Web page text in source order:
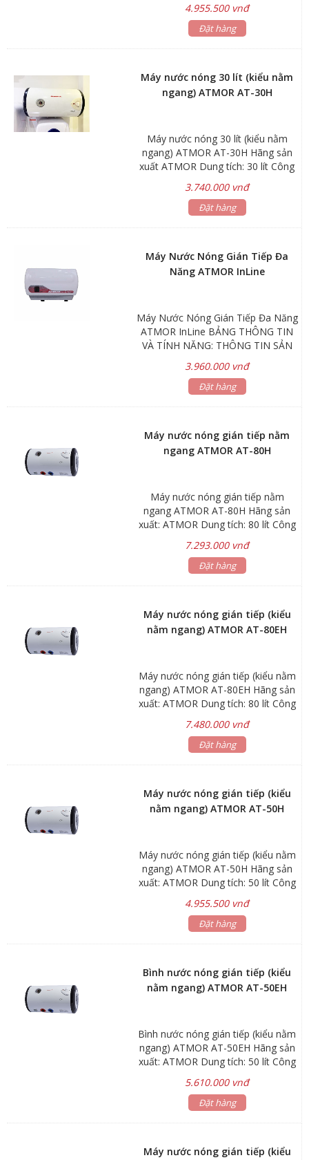
Min 0.05Mpa Max 0.80Mpa Kích
thước: Ø340x910mm Trọng lượng:
Bảo hành: Linh kiện điện tử 1 năm
4.955.500 vnđ
Đặt hàng
Máy nước nóng 30 lít (kiểu nằm
ngang) ATMOR AT-30H
Máy nước nóng 30 lít (kiểu nằm
ngang) ATMOR AT-30H Hãng sản
xuất ATMOR Dung tích: 30 lít Công
Min 0.05Mpa Max 0.80Mpa Kích
thước: Ø340x650mm Trọng lượng:
hành: Linh kiện điện tử 1 năm
3.740.000 vnđ
Đặt hàng
Máy Nước Nóng Gián Tiếp Đa
Năng ATMOR InLine
Máy Nước Nóng Gián Tiếp Đa Năng
ATMOR InLine BẢNG THÔNG TIN
VÀ TÍNH NĂNG: THÔNG TIN SẢN
nóng gián tiếp đa năng Mã sản
phẩm IN LINE Thương hiệu ATMOR
sắc Trắng đỏ Bảo hành 2 Năm Phụ
kiện 2 Dây cấp inox (40cm) Tính
năng vượt trội của máy nước nóng
nóng bao phủ cho cả ngôi nhà Chế
độ làm nóng nhanh trong vòng 5
giây An toàn cho người sử dụng
Máy kết hợp giữa gián tiếp và trực
tiếp* Kích thước nhỏ gọn, tiện lợi,
không chiếm nhiều diện tích Sử
3.960.000 vnđ
Đặt hàng
Máy nước nóng gián tiếp nằm
ngang ATMOR AT-80H
Máy nước nóng gián tiếp nằm
ngang ATMOR AT-80H Hãng sản
xuất: ATMOR Dung tích: 80 lít Công
Min 0.05Mpa Max 0.80Mpa Kích
thước: Ø410x918mm Trọng lượng:
Bảo hành: Linh kiện điện tử 1 năm
Bình chứa 5 năm
7.293.000 vnđ
Đặt hàng
Máy nước nóng gián tiếp (kiểu
nằm ngang) ATMOR AT-80EH
Máy nước nóng gián tiếp (kiểu nằm
ngang) ATMOR AT-80EH Hãng sản
xuất: ATMOR Dung tích: 80 lít Công
Min 0.05Mpa Max 0.80Mpa Kích
thước: Ø410x918mm Trọng lượng:
gồm dây cấp nước inox 40cm Bảo
hành: Linh kiện điện tử 1 năm Bình
chứa 5 năm
7.480.000 vnđ
Đặt hàng
Máy nước nóng gián tiếp (kiểu
nằm ngang) ATMOR AT-50H
Máy nước nóng gián tiếp (kiểu nằm
ngang) ATMOR AT-50H Hãng sản
xuất: ATMOR Dung tích: 50 lít Công
Min 0.05Mpa Max 0.80Mpa Kích
thước: Ø340x910mm Trọng lượng:
Bảo hành: Linh kiện điện tử 1 năm
Bình chứa 5 năm
4.955.500 vnđ
Đặt hàng
Bình nước nóng gián tiếp (kiểu
nằm ngang) ATMOR AT-50EH
Bình nước nóng gián tiếp (kiểu nằm
ngang) ATMOR AT-50EH Hãng sản
xuất: ATMOR Dung tích: 50 lít Công
Min 0.05Mpa Max 0.80Mpa Kích
thước: Ø340x910mm Trọng lượng:
gồm dây cấp nước inox 40cm Bảo
5.610.000 vnđ
Đặt hàng
Máy nước nóng gián tiếp (kiểu